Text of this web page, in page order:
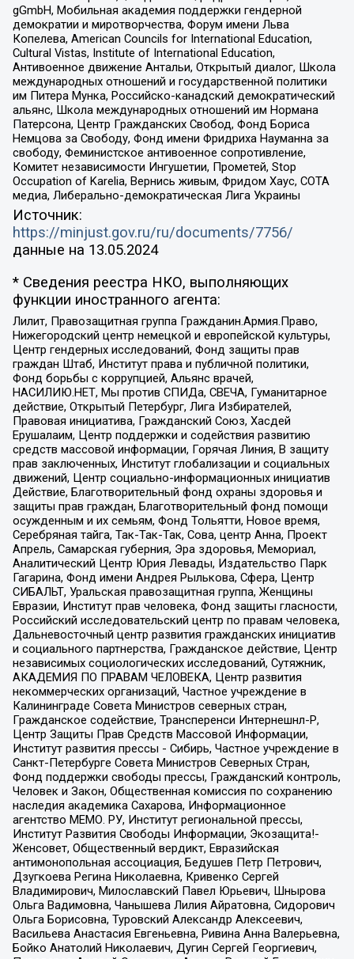
gGmbH, Мобильная академия поддержки гендерной
демократии и миротворчества, Форум имени Льва
Копелева, American Councils for International Education,
Cultural Vistas, Institute of International Education,
Антивоенное движение Антальи, Открытый диалог, Школа
международных отношений и государственной политики
им Питера Мунка, Российско-канадский демократический
альянс, Школа международных отношений им Нормана
Патерсона, Центр Гражданских Свобод, Фонд Бориса
Немцова за Свободу, Фонд имени Фридриха Науманна за
свободу, Феминистское антивоенное сопротивление,
Комитет независимости Ингушетии, Прометей, Stop
Occupation of Karelia, Вернись живым, Фридом Хаус, СОТА
медиа, Либерально-демократическая Лига Украины
Источник:
https://minjust.gov.ru/ru/documents/7756/
данные на 13.05.2024
* Сведения реестра НКО, выполняющих
функции иностранного агента:
Лилит, Правозащитная группа Гражданин.Армия.Право,
Нижегородский центр немецкой и европейской культуры,
Центр гендерных исследований, Фонд защиты прав
граждан Штаб, Институт права и публичной политики,
Фонд борьбы с коррупцией, Альянс врачей,
НАСИЛИЮ.НЕТ, Мы против СПИДа, СВЕЧА, Гуманитарное
действие, Открытый Петербург, Лига Избирателей,
Правовая инициатива, Гражданский Союз, Хасдей
Ерушалаим, Центр поддержки и содействия развитию
средств массовой информации, Горячая Линия, В защиту
прав заключенных, Институт глобализации и социальных
движений, Центр социально-информационных инициатив
Действие, Благотворительный фонд охраны здоровья и
защиты прав граждан, Благотворительный фонд помощи
осужденным и их семьям, Фонд Тольятти, Новое время,
Серебряная тайга, Так-Так-Так, Сова, центр Анна, Проект
Апрель, Самарская губерния, Эра здоровья, Мемориал,
Аналитический Центр Юрия Левады, Издательство Парк
Гагарина, Фонд имени Андрея Рылькова, Сфера, Центр
СИБАЛЬТ, Уральская правозащитная группа, Женщины
Евразии, Институт прав человека, Фонд защиты гласности,
Российский исследовательский центр по правам человека,
Дальневосточный центр развития гражданских инициатив
и социального партнерства, Гражданское действие, Центр
независимых социологических исследований, Сутяжник,
АКАДЕМИЯ ПО ПРАВАМ ЧЕЛОВЕКА, Центр развития
некоммерческих организаций, Частное учреждение в
Калининграде Совета Министров северных стран,
Гражданское содействие, Трансперенси Интернешнл-Р,
Центр Защиты Прав Средств Массовой Информации,
Институт развития прессы - Сибирь, Частное учреждение в
Санкт-Петербурге Совета Министров Северных Стран,
Фонд поддержки свободы прессы, Гражданский контроль,
Человек и Закон, Общественная комиссия по сохранению
наследия академика Сахарова, Информационное
агентство МЕМО. РУ, Институт региональной прессы,
Институт Развития Свободы Информации, Экозащита!-
Женсовет, Общественный вердикт, Евразийская
антимонопольная ассоциация, Бедушев Петр Петрович,
Дзугкоева Регина Николаевна, Кривенко Сергей
Владимирович, Милославский Павел Юрьевич, Шнырова
Ольга Вадимовна, Чанышева Лилия Айратовна, Сидорович
Ольга Борисовна, Туровский Александр Алексеевич,
Васильева Анастасия Евгеньевна, Ривина Анна Валерьевна,
Бойко Анатолий Николаевич, Дугин Сергей Георгиевич,